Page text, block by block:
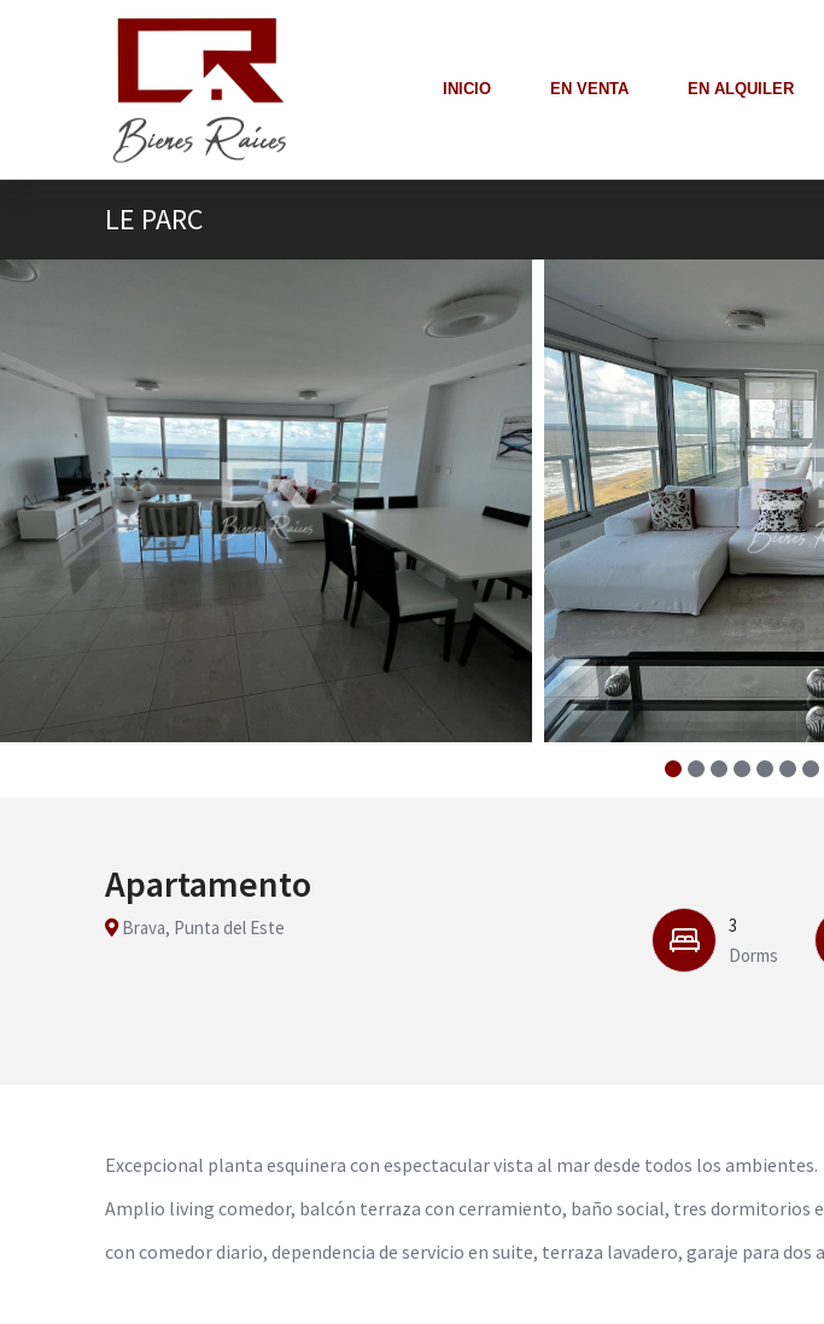
INICIO EN VENTA EN ALQUILER
LE PARC
Apartamento
Brava, Punta del Este
3
Dorms
Excepcional planta esquinera con espectacular vista al mar desde todos los ambientes.
Amplio living comedor, balcón terraza con cerramiento, baño social, tres dormitorios
con comedor diario, dependencia de servicio en suite, terraza lavadero, garaje para dos